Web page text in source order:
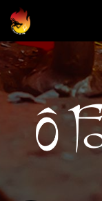
contenu
principal